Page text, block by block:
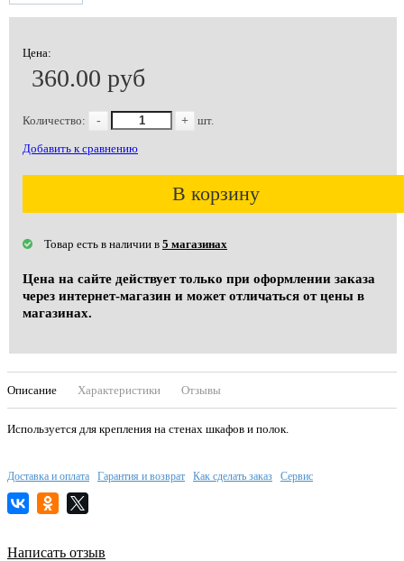
Цена:
360.00 руб
Количество: - + шт.
Добавить к сравнению
В корзину
Товар есть в наличии в 5 магазинах
Цена на сайте действует только при оформлении заказа
через интернет-магазин и может отличаться от цены в
магазинах.
Описание Характеристики Отзывы
Используется для крепления на стенах шкафов и полок.
Доставка и оплата Гарантия и возврат Как сделать заказ Сервис
Написать отзыв